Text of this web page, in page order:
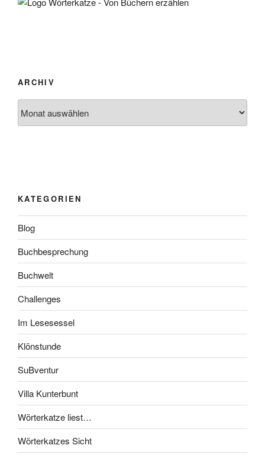
ARCHIV
KATEGORIEN
Blog
Buchbesprechung
Buchwelt
Challenges
Im Lesesessel
Klönstunde
SuBventur
Villa Kunterbunt
Wörterkatze liest…
Wörterkatzes Sicht